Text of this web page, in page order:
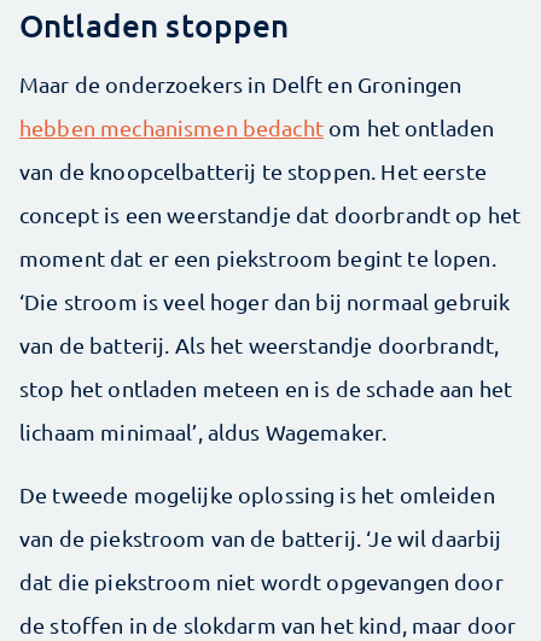
Ontladen stoppen
Maar de onderzoekers in Delft en Groningen
hebben mechanismen bedachtom het ontladen
van de knoopcelbatterij te stoppen. Het eerste
concept is een weerstandje dat doorbrandt op het
moment dat er een piekstroom begint te lopen.
‘Die stroom is veel hoger dan bij normaal gebruik
van de batterij. Als het weerstandje doorbrandt,
stop het ontladen meteen en is de schade aan het
lichaam minimaal’, aldus Wagemaker.
De tweede mogelijke oplossing is het omleiden
van de piekstroom van de batterij. ‘Je wil daarbij
dat die piekstroom niet wordt opgevangen door
de stoffen in de slokdarm van het kind, maar door